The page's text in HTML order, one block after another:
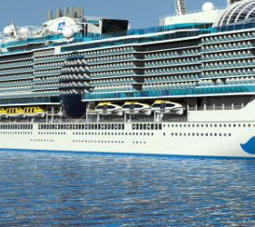
Sizilien (Palermo)
Auf See
Kreta (Heraklion)
Kusadasi (Ephesus)
Mykonos
Athen (Piräus),